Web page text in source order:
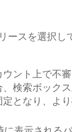
ースを選択し
ント上で不
検索ボック
となり、より